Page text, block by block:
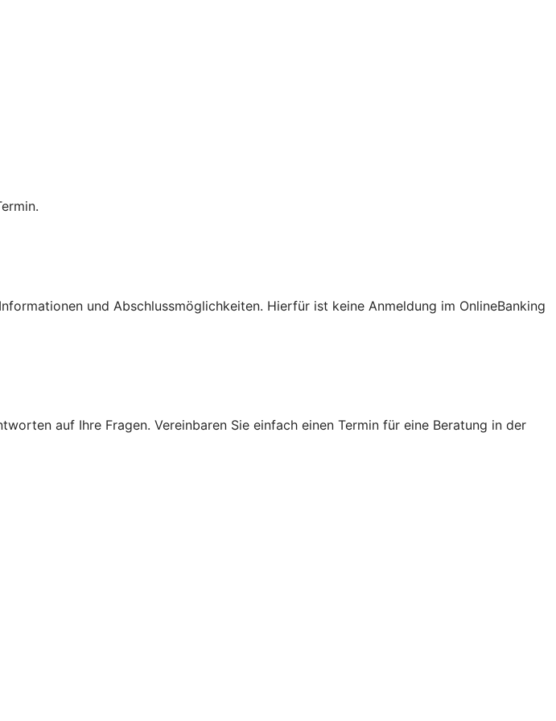
und Abschlussmöglichkeiten. Hierfür ist keine Anmeldung im OnlineBanking
auf Ihre Fragen. Vereinbaren Sie einfach einen Termin für eine Beratung in der